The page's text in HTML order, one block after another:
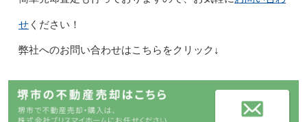
せください！
弊社へのお問い合わせはこちらをクリック↓